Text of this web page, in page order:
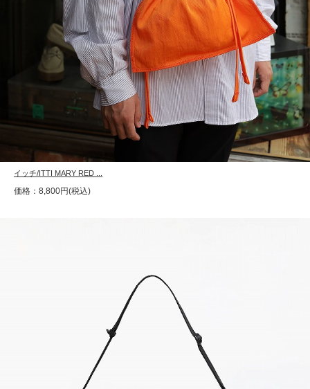
イッチ/ITTI MARY RED ...
価格：8,800円(税込)